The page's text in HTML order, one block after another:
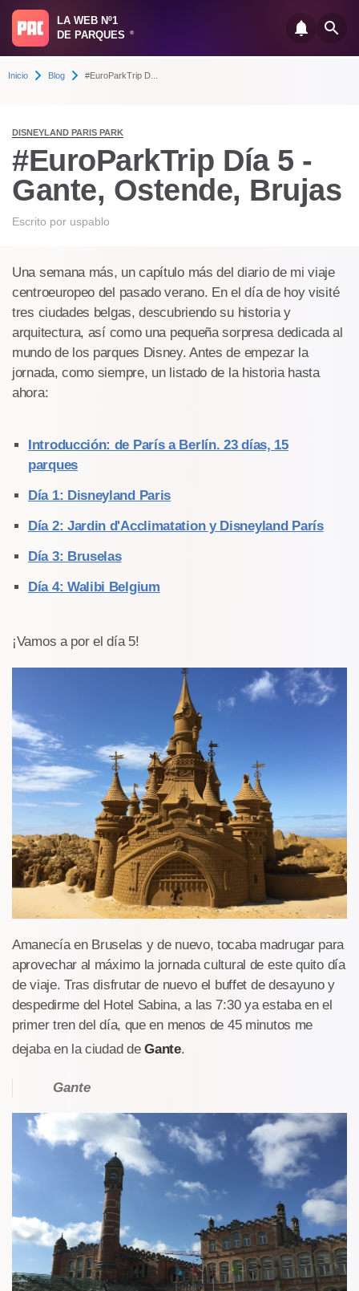
LA WEB Nº1
DE PARQUES
®
Inicio Blog #EuroParkTrip D...
DISNEYLAND PARIS PARK
#EuroParkTrip Día 5 -
Gante, Ostende, Brujas
Escrito por uspablo
Una semana más, un capítulo más del diario de mi viaje
centroeuropeo del pasado verano. En el día de hoy visité
tres ciudades belgas, descubriendo su historia y
arquitectura, así como una pequeña sorpresa dedicada al
mundo de los parques Disney. Antes de empezar la
jornada, como siempre, un listado de la historia hasta
ahora:
Introducción: de París a Berlín. 23 días, 15
parques
Día 1: Disneyland Paris
Día 2: Jardin d'Acclimatation y Disneyland París
Día 3: Bruselas
Día 4: Walibi Belgium
¡Vamos a por el día 5!
Amanecía en Bruselas y de nuevo, tocaba madrugar para
aprovechar al máximo la jornada cultural de este quito día
de viaje. Tras disfrutar de nuevo el buffet de desayuno y
despedirme del Hotel Sabina, a las 7:30 ya estaba en el
primer tren del día, que en menos de 45 minutos me
dejaba en la ciudad deGante.
Gante